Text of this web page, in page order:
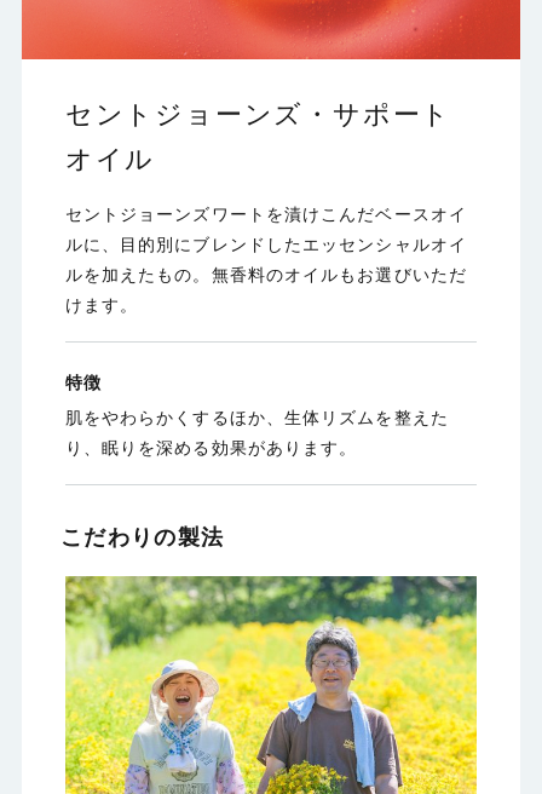
セントジョーンズ・サポート
オイル
セントジョーンズワートを漬けこんだベースオイ
ルに、目的別にブレンドしたエッセンシャルオイ
ルを加えたもの。無香料のオイルもお選びいただ
けます。
特徴
肌をやわらかくするほか、生体リズムを整えた
り、眠りを深める効果があります。
こだわりの製法